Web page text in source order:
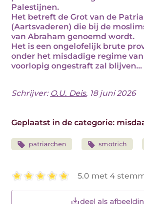
Palestijnen.
Het betreft de Grot van de
(Aartsvaderen) die bij de
van Abraham genoemd wordt.
Het is een ongelofelijk brute
onder het misdadige regime
voorlopig ongestraft zal blijven...
Schrijver: O.U. Deis, 18 juni 2026
Geplaatst in de categorie:
patriarchen smotrich
5.0 met 4
deel als